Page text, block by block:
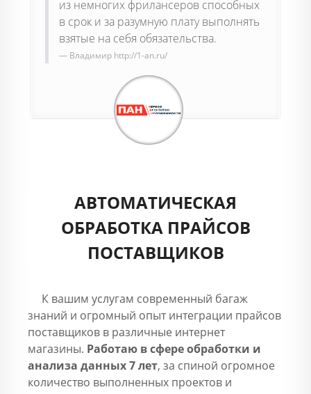
из немногих фрилансеров способных
в срок и за разумную плату выполнять
взятые на себя обязательства.
Владимир http://1-an.ru/
АВТОМАТИЧЕСКАЯ
ОБРАБОТКА ПРАЙСОВ
ПОСТАВЩИКОВ
К вашим услугам современный багаж
знаний и огромный опыт интеграции прайсов
поставщиков в различные интернет
магазины. Работаю в сфере обработки и
анализа данных 7 лет, за спиной огромное
количество выполненных проектов и